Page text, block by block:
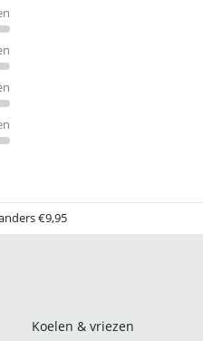
€9,95
Koelen & vriezen